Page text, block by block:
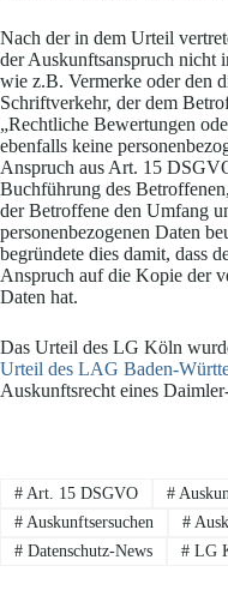
Nach der in dem Urteil
der Auskunftsanspruch nicht
wie z.B. Vermerke oder den
Schriftverkehr, der dem
„Rechtliche Bewertungen
ebenfalls keine
Anspruch aus Art. 15
Buchführung des
der Betroffene den Umfang
personenbezogenen Daten
begründete dies damit, dass
Anspruch auf die Kopie der
Daten hat.
Das Urteil des LG Köln
Urteil des LAG Baden-
Auskunftsrecht eines
#Art. 15 DSGVO #
#Auskunftsersuchen #
#Datenschutz-News #LG